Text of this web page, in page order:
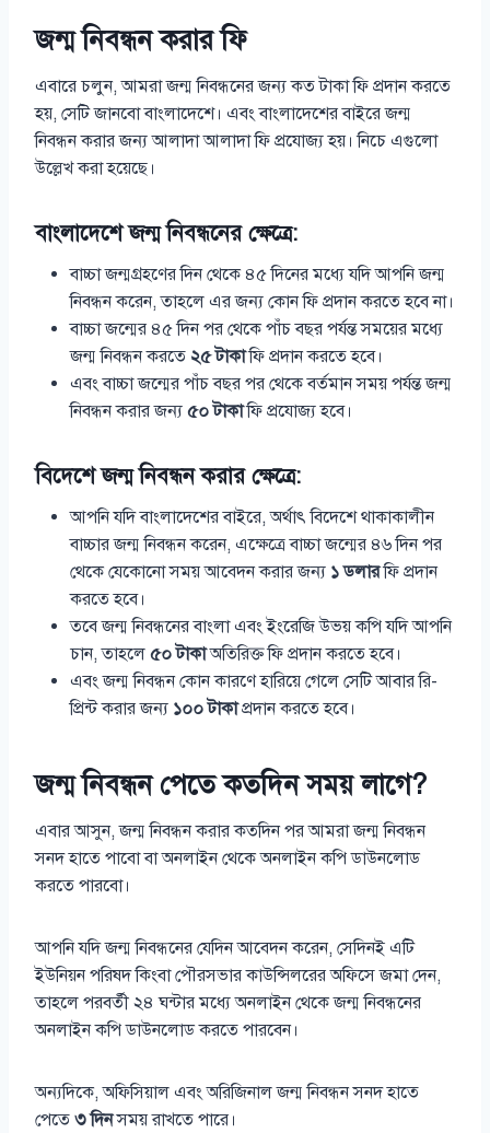
জন্ম নিবন্ধন করার ফি
এবারে চলুন, আমরা জন্ম নিবন্ধনের জন্য কত টাকা ফি প্রদান করতে
হয়, সেটি জানবো বাংলাদেশে। এবং বাংলাদেশের বাইরে জন্ম
নিবন্ধন করার জন্য আলাদা আলাদা ফি প্রযোজ্য হয়। নিচে এগুলো
উল্লেখ করা হয়েছে।
বাংলাদেশে জন্ম নিবন্ধনের ক্ষেত্রে:
বাচ্চা জন্মগ্রহণের দিন থেকে ৪৫ দিনের মধ্যে যদি আপনি জন্ম
নিবন্ধন করেন, তাহলে এর জন্য কোন ফি প্রদান করতে হবে না।
বাচ্চা জন্মের ৪৫ দিন পর থেকে পাঁচ বছর পর্যন্ত সময়ের মধ্যে
জন্ম নিবন্ধন করতে ২৫ টাকাফি প্রদান করতে হবে।
এবং বাচ্চা জন্মের পাঁচ বছর পর থেকে বর্তমান সময় পর্যন্ত জন্ম
নিবন্ধন করার জন্য ৫০ টাকাফি প্রযোজ্য হবে।
বিদেশে জন্ম নিবন্ধন করার ক্ষেত্রে:
আপনি যদি বাংলাদেশের বাইরে, অর্থাৎ বিদেশে থাকাকালীন
বাচ্চার জন্ম নিবন্ধন করেন, এক্ষেত্রে বাচ্চা জন্মের ৪৬ দিন পর
থেকে যেকোনো সময় আবেদন করার জন্য ১ ডলারফি প্রদান
করতে হবে।
তবে জন্ম নিবন্ধনের বাংলা এবং ইংরেজি উভয় কপি যদি আপনি
চান, তাহলে ৫০ টাকাঅতিরিক্ত ফি প্রদান করতে হবে।
এবং জন্ম নিবন্ধন কোন কারণে হারিয়ে গেলে সেটি আবার রি-
প্রিন্ট করার জন্য ১০০ টাকাপ্রদান করতে হবে।
জন্ম নিবন্ধন পেতে কতদিন সময় লাগে?
এবার আসুন, জন্ম নিবন্ধন করার কতদিন পর আমরা জন্ম নিবন্ধন
সনদ হাতে পাবো বা অনলাইন থেকে অনলাইন কপি ডাউনলোড
করতে পারবো।
আপনি যদি জন্ম নিবন্ধনের যেদিন আবেদন করেন, সেদিনই এটি
ইউনিয়ন পরিষদ কিংবা পৌরসভার কাউন্সিলরের অফিসে জমা দেন,
তাহলে পরবর্তী ২৪ ঘন্টার মধ্যে অনলাইন থেকে জন্ম নিবন্ধনের
অনলাইন কপি ডাউনলোড করতে পারবেন।
অন্যদিকে, অফিসিয়াল এবং অরিজিনাল জন্ম নিবন্ধন সনদ হাতে
পেতে ৩ দিনসময় রাখতে পারে।